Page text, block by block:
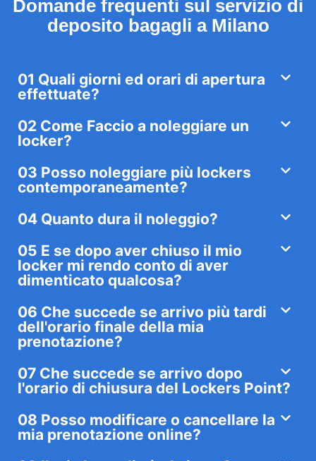
Domande frequenti sul servizio di
deposito bagagli a Milano
01 Quali giorni ed orari di apertura
effettuate?
02 Come Faccio a noleggiare un
locker?
03 Posso noleggiare più lockers
contemporaneamente?
04 Quanto dura il noleggio?
05 E se dopo aver chiuso il mio
locker mi rendo conto di aver
dimenticato qualcosa?
06 Che succede se arrivo più tardi
dell'orario finale della mia
prenotazione?
07 Che succede se arrivo dopo
l'orario di chiusura del Lockers Point?
08 Posso modificare o cancellare la
mia prenotazione online?